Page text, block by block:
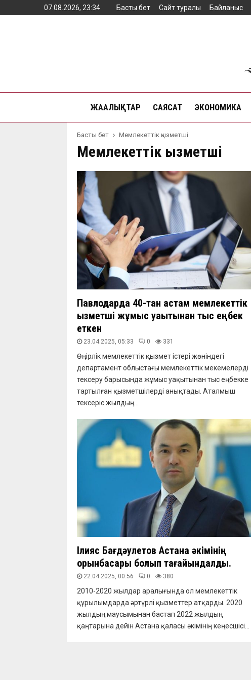
07.08.2026, 23:34 Басты бет Сайт туралы Байланыс
ЖАҢАЛЫҚТАР САЯСАТ ЭКОНОМИКА
Басты бет Мемлекеттік қызметші
Мемлекеттік қызметші
Павлодарда 40-тан астам мемлекеттік
қызметші жұмыс уақытынан тыс еңбек
еткен
23.04.2025, 05:33 0 331
Өңірлік мемлекеттік қызмет істері жөніндегі
департамент облыстағы мемлекеттік мекемелерді
тексеру барысында жұмыс уақытынан тыс еңбекке
тартылған қызметшілерді анықтады. Аталмыш
тексеріс жылдың...
Ілияс Бағдәулетов Астана әкімінің
орынбасары болып тағайындалды.
22.04.2025, 00:56 0 380
2010-2020 жылдар аралығында ол мемлекеттік
құрылымдарда әртүрлі қызметтер атқарды. 2020
жылдың маусымынан бастап 2022 жылдың
қаңтарына дейін Астана қаласы әкімінің кеңесшісі...